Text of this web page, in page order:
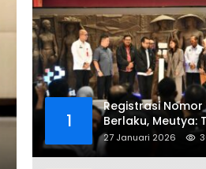
1
Registrasi Nomor
Berlaku, Meutya:
Penipuan Online
27 Januari 2026